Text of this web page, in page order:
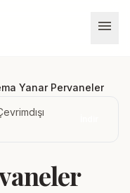
menu
Yanar Pervaneler